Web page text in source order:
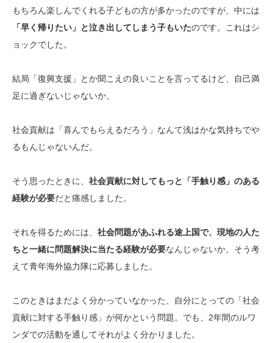
もちろん楽しんでくれる子どもの方が多かったのですが、中には
「早く帰りたい」と泣き出してしまう子もいたのです。これはシ
ョックでした。
結局「復興支援」とか聞こえの良いことを言ってるけど、自己満
足に過ぎないじゃないか。
社会貢献は「喜んでもらえるだろう」なんて浅はかな気持ちでや
るもんじゃないんだ。
そう思ったときに、 社会貢献に対してもっと「手触り感」のある
経験が必要だと痛感しました。
それを得るためには、 社会問題があふれる途上国で、現地の人た
ちと一緒に問題解決に当たる経験が必要なんじゃないか。そう考
えて青年海外協力隊に応募しました。
このときはまだよく分かっていなかった、自分にとっての「社会
貢献に対する手触り感」が何かという問題。でも、2年間のルワ
ンダでの活動を通してそれがよく分かりました。